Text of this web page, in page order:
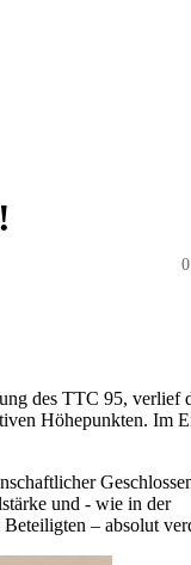
des TTC 95, verlief
Höhepunkten. Im
und - wie in der
– absolut